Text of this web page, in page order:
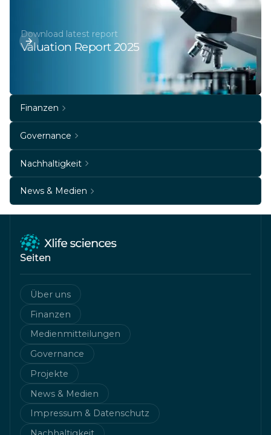
Download latest report
Valuation Report 2025
Finanzen
Governance
Nachhaltigkeit
News & Medien
Seiten
Über uns
Finanzen
Medienmitteilungen
Governance
Projekte
News & Medien
Impressum & Datenschutz